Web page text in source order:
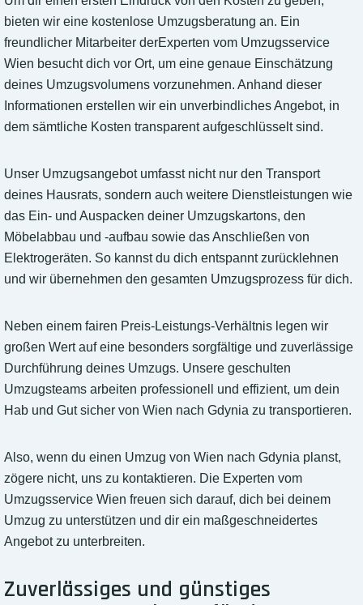
bieten wir eine kostenlose Umzugsberatung an. Ein
freundlicher Mitarbeiter derExperten vom Umzugsservice
Wien besucht dich vor Ort, um eine genaue Einschätzung
deines Umzugsvolumens vorzunehmen. Anhand dieser
Informationen erstellen wir ein unverbindliches Angebot, in
dem sämtliche Kosten transparent aufgeschlüsselt sind.
Unser Umzugsangebot umfasst nicht nur den Transport
deines Hausrats, sondern auch weitere Dienstleistungen wie
das Ein- und Auspacken deiner Umzugskartons, den
Möbelabbau und -aufbau sowie das Anschließen von
Elektrogeräten. So kannst du dich entspannt zurücklehnen
und wir übernehmen den gesamten Umzugsprozess für dich.
Neben einem fairen Preis-Leistungs-Verhältnis legen wir
großen Wert auf eine besonders sorgfältige und zuverlässige
Durchführung deines Umzugs. Unsere geschulten
Umzugsteams arbeiten professionell und effizient, um dein
Hab und Gut sicher von Wien nach Gdynia zu transportieren.
Also, wenn du einen Umzug von Wien nach Gdynia planst,
zögere nicht, uns zu kontaktieren. Die Experten vom
Umzugsservice Wien freuen sich darauf, dich bei deinem
Umzug zu unterstützen und dir ein maßgeschneidertes
Angebot zu unterbreiten.
Zuverlässiges und günstiges